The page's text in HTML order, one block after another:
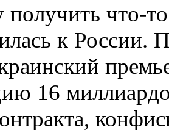
получить что-
к России.
16